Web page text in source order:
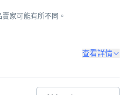
家可能有所不同。
查看詳情